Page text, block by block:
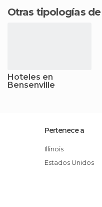
Otras tipologías
Hoteles en
Bensenville
Pertenece a
Illinois
Estados Unidos